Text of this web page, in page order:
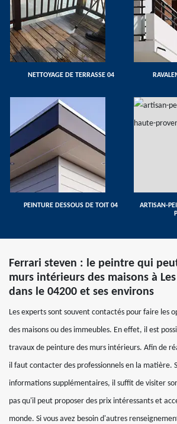
NETTOYAGE DE TERRASSE 04
PEINTURE DESSOUS DE TOIT 04
ARTISAN-
Ferrari steven : le peintre qui
murs intérieurs des maisons à
dans le 04200 et ses environs
Les experts sont souvent contactés pour faire les
des maisons ou des immeubles. En effet, il est
travaux de peinture des murs intérieurs. Afin de
il faut contacter des professionnels en la matière.
informations supplémentaires, il suffit de visiter
pas qu'il peut proposer des prix intéressants et
monde. Si vous avez besoin d'autres